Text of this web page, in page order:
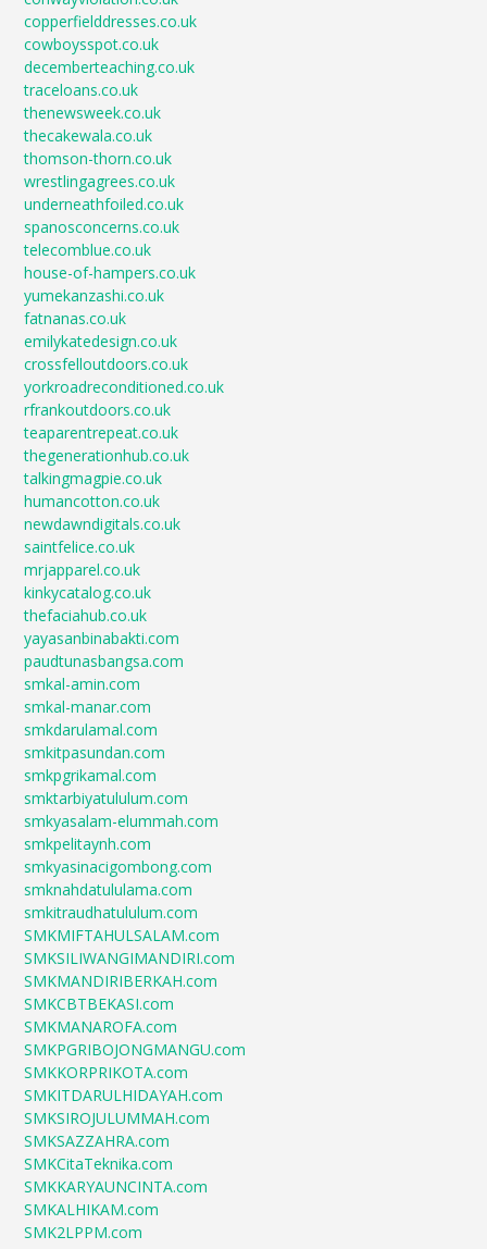
copperfielddresses.co.uk
cowboysspot.co.uk
decemberteaching.co.uk
traceloans.co.uk
thenewsweek.co.uk
thecakewala.co.uk
thomson-thorn.co.uk
wrestlingagrees.co.uk
underneathfoiled.co.uk
spanosconcerns.co.uk
telecomblue.co.uk
house-of-hampers.co.uk
yumekanzashi.co.uk
fatnanas.co.uk
emilykatedesign.co.uk
crossfelloutdoors.co.uk
yorkroadreconditioned.co.uk
rfrankoutdoors.co.uk
teaparentrepeat.co.uk
thegenerationhub.co.uk
talkingmagpie.co.uk
humancotton.co.uk
newdawndigitals.co.uk
saintfelice.co.uk
mrjapparel.co.uk
kinkycatalog.co.uk
thefaciahub.co.uk
yayasanbinabakti.com
paudtunasbangsa.com
smkal-amin.com
smkal-manar.com
smkdarulamal.com
smkitpasundan.com
smkpgrikamal.com
smktarbiyatululum.com
smkyasalam-elummah.com
smkpelitaynh.com
smkyasinacigombong.com
smknahdatululama.com
smkitraudhatululum.com
SMKMIFTAHULSALAM.com
SMKSILIWANGIMANDIRI.com
SMKMANDIRIBERKAH.com
SMKCBTBEKASI.com
SMKMANAROFA.com
SMKPGRIBOJONGMANGU.com
SMKKORPRIKOTA.com
SMKITDARULHIDAYAH.com
SMKSIROJULUMMAH.com
SMKSAZZAHRA.com
SMKCitaTeknika.com
SMKKARYAUNCINTA.com
SMKALHIKAM.com
SMK2LPPM.com